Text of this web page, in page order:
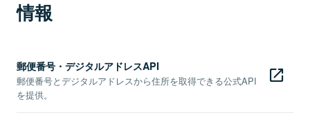
情報
郵便番号・デジタルアドレスAPI
郵便番号とデジタルアドレスから住所を取得できる公式API
を提供。